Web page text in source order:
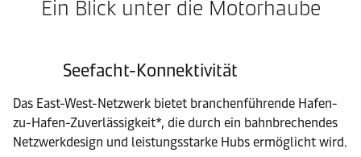
Ein Blick unter die Motorhaube
Seefacht-Konnektivität
Das East-West-Netzwerk bietet branchenführende Hafen-
zu-Hafen-Zuverlässigkeit*, die durch ein bahnbrechendes
Netzwerkdesign und leistungsstarke Hubs ermöglicht wird.